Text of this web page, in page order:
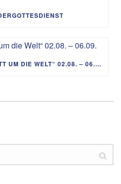
PREDIGTREIHE „MIT GOTT UM DIE WELT“ 02.08. – 06.09.